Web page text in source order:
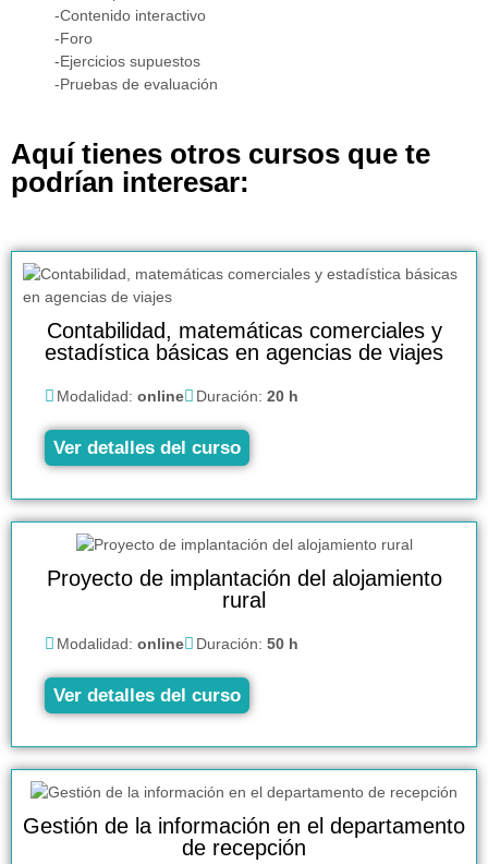
-Contenido interactivo
-Foro
-Ejercicios supuestos
-Pruebas de evaluación
Aquí tienes otros cursos que te
podrían interesar:
Contabilidad, matemáticas comerciales y
estadística básicas en agencias de viajes
Modalidad: online Duración: 20 h
Ver detalles del curso
Proyecto de implantación del alojamiento
rural
Modalidad: online Duración: 50 h
Ver detalles del curso
Gestión de la información en el departamento
de recepción